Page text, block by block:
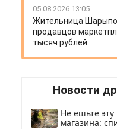
05.08.2026 13:05
Жительница
продавцов
тысяч рублей
Новости
Не ешьте эту
магазина: